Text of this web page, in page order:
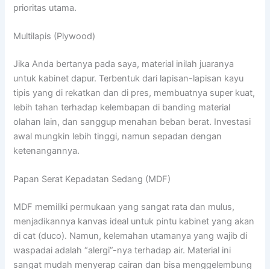
prioritas utama.
Multilapis (Plywood)
Jika Anda bertanya pada saya, material inilah juaranya
untuk kabinet dapur. Terbentuk dari lapisan-lapisan kayu
tipis yang di rekatkan dan di pres, membuatnya super kuat,
lebih tahan terhadap kelembapan di banding material
olahan lain, dan sanggup menahan beban berat. Investasi
awal mungkin lebih tinggi, namun sepadan dengan
ketenangannya.
Papan Serat Kepadatan Sedang (MDF)
MDF memiliki permukaan yang sangat rata dan mulus,
menjadikannya kanvas ideal untuk pintu kabinet yang akan
di cat (duco). Namun, kelemahan utamanya yang wajib di
waspadai adalah “alergi”-nya terhadap air. Material ini
sangat mudah menyerap cairan dan bisa menggelembung